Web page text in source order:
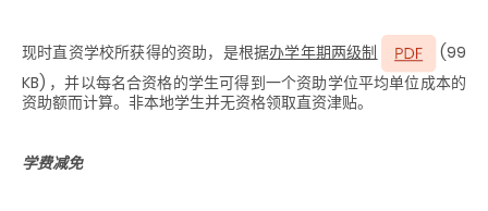
现时直资学校所获得的资助，是根据办学年期两级制
(99
KB) ，并以每名合资格的学生可得到一个资助学位平均单位成本的
资助额而计算。非本地学生并无资格领取直资津贴。
学费减免